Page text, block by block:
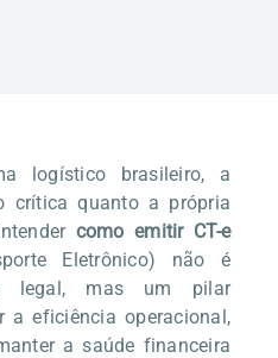
logístico brasileiro, a
crítica quanto a própria
como emitir CT-e
Eletrônico) não é
legal, mas um pilar
a eficiência operacional,
a saúde financeira